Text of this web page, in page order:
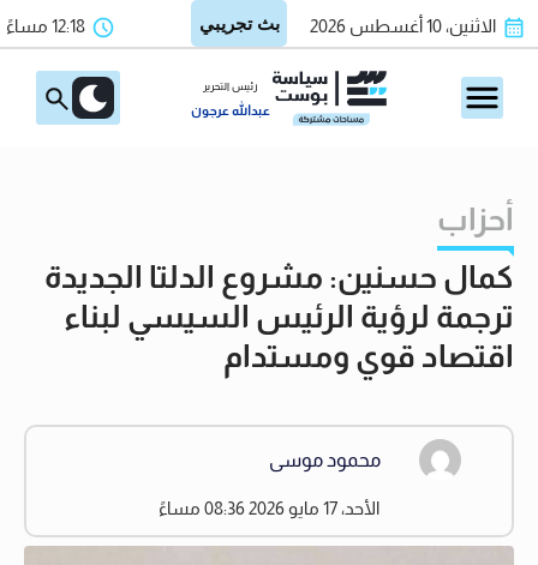
الاثنين، 10 أغسطس 2026 12:18 مساءً
رئيس التحرير
عبدالله عرجون
أحزاب
كمال حسنين: مشروع الدلتا الجديدة
ترجمة لرؤية الرئيس السيسي لبناء
اقتصاد قوي ومستدام
محمود موسى
الأحد، 17 مايو 2026 08:36 مساءً